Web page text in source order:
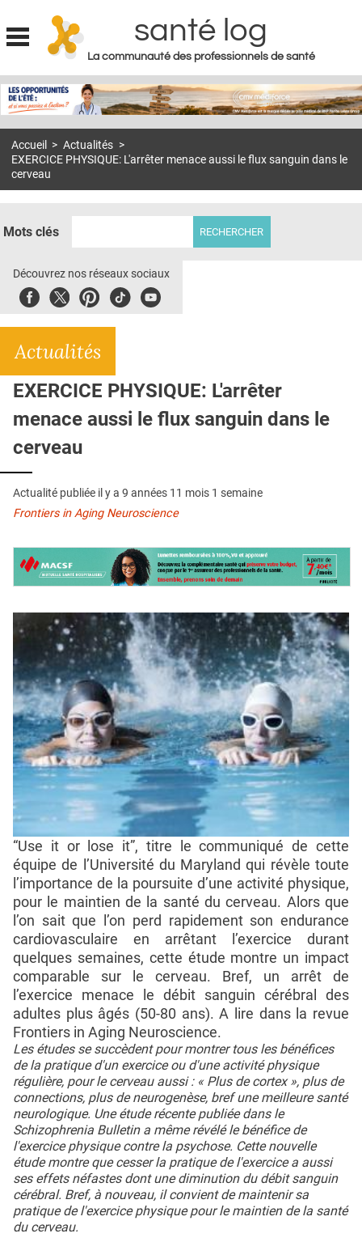
Jump to navigation
santé log
La communauté des professionnels de santé
MON COMPTE
S'ABONNER À LA REVUE SOIN À DOMICILE
E-REVUE SAD
THÉMA
CRÉDITS
Accueil > Actualités >
EXERCICE PHYSIQUE: L'arrêter menace aussi le flux sanguin dans le
cerveau
Mots clés
Découvrez nos réseaux sociaux
FacebookTwitterPinterest
TiktokYoubute
Actualités
EXERCICE PHYSIQUE: L'arrêter
menace aussi le flux sanguin dans le
cerveau
Actualité publiée il y a 9 années 11 mois 1 semaine
Frontiers in Aging Neuroscience
“Use it or lose it”, titre le communiqué de cette
équipe de l’Université du Maryland qui révèle toute
l’importance de la poursuite d’une activité physique,
pour le maintien de la santé du cerveau. Alors que
l’on sait que l’on perd rapidement son endurance
cardiovasculaire en arrêtant l’exercice durant
quelques semaines, cette étude montre un impact
comparable sur le cerveau. Bref, un arrêt de
l’exercice menace le débit sanguin cérébral des
adultes plus âgés (50-80 ans). A lire dans la revue
Frontiers in Aging Neuroscience.
Les études se succèdent pour montrer tous les bénéfices
de la pratique d'un exercice ou d'une activité physique
régulière, pour le cerveau aussi : « Plus de cortex », plus de
connections, plus de neurogenèse, bref une meilleure santé
neurologique. Une étude récente publiée dans le
Schizophrenia Bulletin a même révélé le bénéfice de
l'exercice physique contre la psychose. Cette nouvelle
étude montre que cesser la pratique de l'exercice a aussi
ses effets néfastes dont une diminution du débit sanguin
cérébral. Bref, à nouveau, il convient de maintenir sa
pratique de l'exercice physique pour le maintien de la santé
du cerveau.